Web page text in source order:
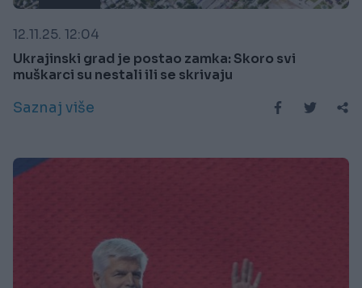
12.11.25. 12:04
Ukrajinski grad je postao zamka: Skoro svi
muškarci su nestali ili se skrivaju
Saznaj više